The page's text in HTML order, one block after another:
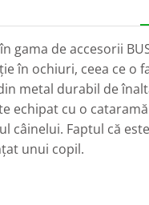
gama de accesorii
în ochiuri, ceea ce o
metal durabil de
echipat cu o
câinelui. Faptul că
unui copil.